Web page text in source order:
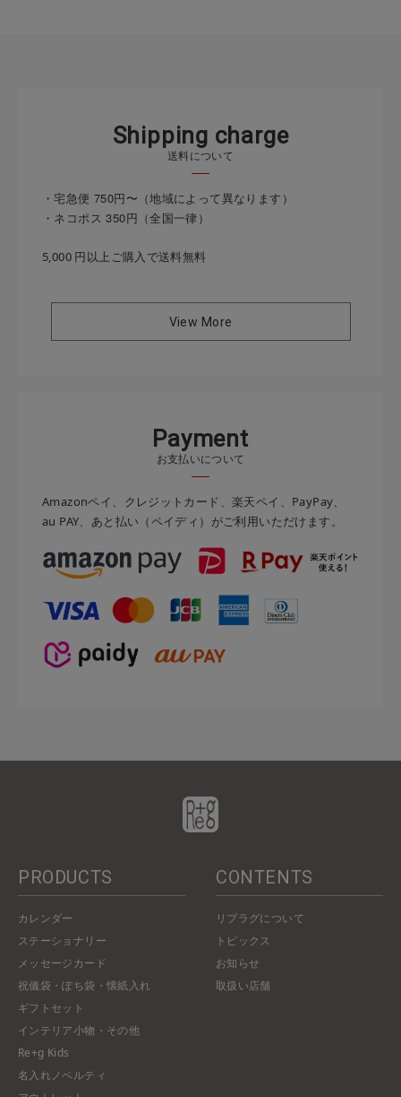
Shipping charge
送料について
・宅急便 750円〜（地域によって異なります）
・ネコポス 350円（全国一律）
5,000 円以上ご購入で送料無料
View More
Payment
お支払いについて
Amazonペイ、クレジットカード、楽天ペイ、PayPay、
au PAY、あと払い（ペイディ）がご利用いただけます。
PRODUCTS
カレンダー
ステーショナリー
メッセージカード
祝儀袋・ぽち袋・懐紙入れ
ギフトセット
インテリア小物・その他
Re+g Kids
名入れノベルティ
CONTENTS
リプラグについて
トピックス
お知らせ
取扱い店舗